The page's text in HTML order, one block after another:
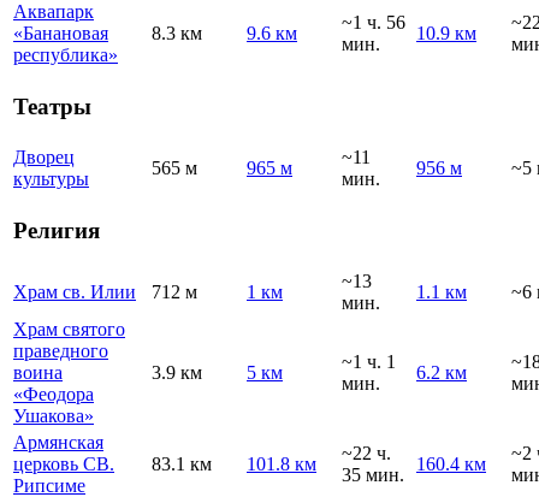
Аквапарк
«Банановая
республика»
8.3 км 9.6 км
~1 ч. 56
мин.
10.9 км
Театры
Дворец
культуры
565 м 965 м
~11
мин.
956 м ~5
Религия
Храм св. Илии 712 м 1 км
~13
мин.
1.1 км
~6
Храм святого
праведного
воина
«Феодора
Ушакова»
3.9 км 5 км
~1 ч. 1
мин.
6.2 км
Армянская
церковь СВ.
Рипсиме
83.1 км 101.8 км
~22 ч.
35 мин.
160.4 км
~2